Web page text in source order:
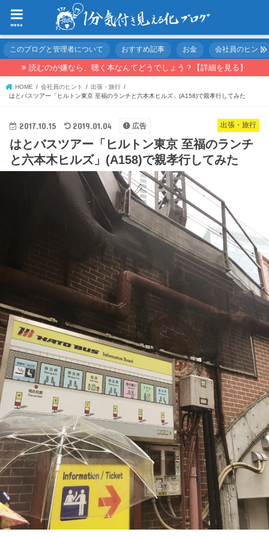
menu
このブログと管理者について おすすめ記事 お金 会社員のヒント
読むのが嫌なら、聴く本なんてどうでしょう？【詳細を見る】
HOME 会社員のヒント
出張・旅行
はとバスツアー「ヒルトン東京 至福のランチと六本木ヒルズ」(A158)で親孝行してみた
出張・旅行
2017.10.15 2019.01.04 広告
はとバスツアー「ヒルトン東京 至福のランチ
と六本木ヒルズ」(A158)で親孝行してみた